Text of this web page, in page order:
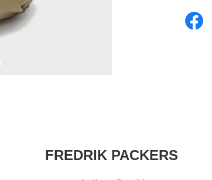
FREDRIK PACKERS